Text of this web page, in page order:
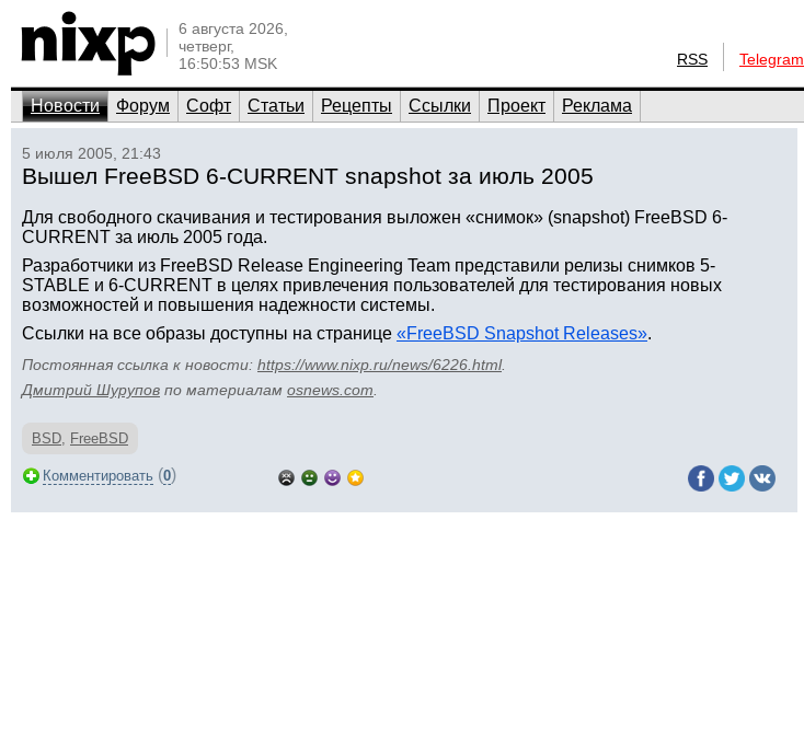
6 августа 2026,
четверг,
16:50:53 MSK
RSS Telegram
Новости Форум Софт Статьи Рецепты Ссылки Проект Реклама
5 июля 2005, 21:43
Вышел FreeBSD 6-CURRENT snapshot за июль 2005
Для свободного скачивания и тестирования выложен «снимок» (snapshot) FreeBSD 6-
CURRENT за июль 2005 года.
Разработчики из FreeBSD Release Engineering Team представили релизы снимков 5-
STABLE и 6-CURRENT в целях привлечения пользователей для тестирования новых
возможностей и повышения надежности системы.
Ссылки на все образы доступны на странице «FreeBSD Snapshot Releases».
Постоянная ссылка к новости: https://www.nixp.ru/news/6226.html.
Дмитрий Шурупов по материалам osnews.com
BSD, FreeBSD
Комментировать (0)